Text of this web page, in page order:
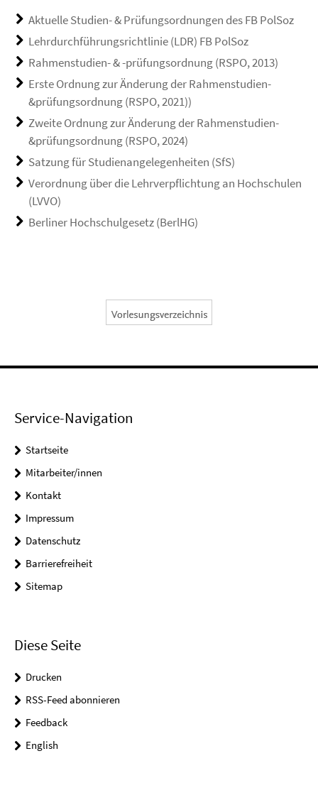
Aktuelle Studien- & Prüfungsordnungen des FB PolSoz
Lehrdurchführungsrichtlinie (LDR) FB PolSoz
Rahmenstudien- & -prüfungsordnung (RSPO, 2013)
Erste Ordnung zur Änderung der Rahmenstudien-
&prüfungsordnung (RSPO, 2021))
Zweite Ordnung zur Änderung der Rahmenstudien-
&prüfungsordnung (RSPO, 2024)
Satzung für Studienangelegenheiten (SfS)
Verordnung über die Lehrverpflichtung an Hochschulen
(LVVO)
Berliner Hochschulgesetz (BerlHG)
Service-Navigation
Startseite
Mitarbeiter/innen
Kontakt
Impressum
Datenschutz
Barrierefreiheit
Sitemap
Diese Seite
Drucken
RSS-Feed abonnieren
Feedback
English